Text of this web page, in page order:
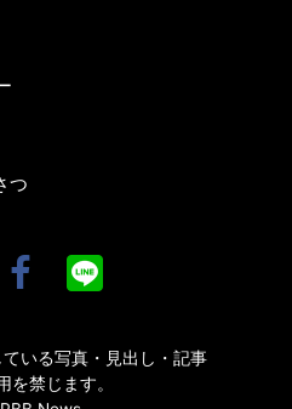
つ
いる写真・見出し・記事
を禁じます。